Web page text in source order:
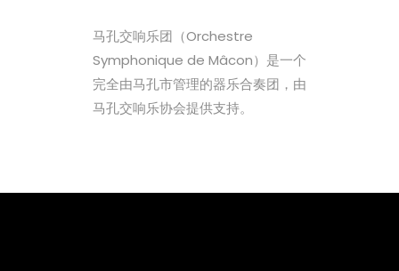
马孔交响乐团（Orchestre
Symphonique de Mâcon）是一个
完全由马孔市管理的器乐合奏团，由
马孔交响乐协会提供支持。